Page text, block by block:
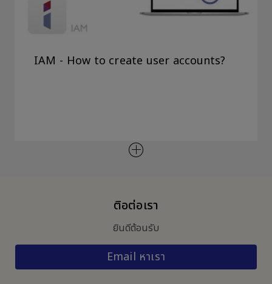
IAM - How to create user accounts?
ติอต่อเรา
ยินดีต้อนรับ
Email หาเรา